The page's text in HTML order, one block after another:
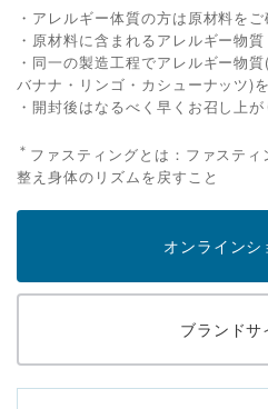
・アレルギー体質の方は原材料をご
・原材料に含まれるアレルギー物
・同一の製造工程でアレルギー物
バナナ・リンゴ・カシューナッツ)
・開封後はなるべく早くお召し上が
＊ ファスティングとは：ファステ
整え身体のリズムを戻すこと
オンラインシ
ブランドサ